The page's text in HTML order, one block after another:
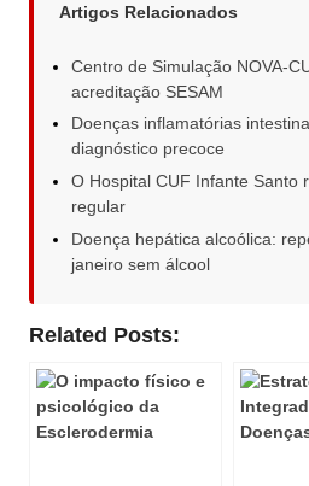
Artigos Relacionados
Centro de Simulação NOVA-
acreditação SESAM
Doenças inflamatórias
diagnóstico precoce
O Hospital CUF Infante Santo
regular
Doença hepática alcoólica:
janeiro sem álcool
Related Posts: